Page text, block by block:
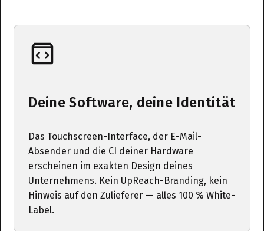
Deine Software, deine Identität
Das Touchscreen-Interface, der E-Mail-
Absender und die CI deiner Hardware
erscheinen im exakten Design deines
Unternehmens. Kein UpReach-Branding, kein
Hinweis auf den Zulieferer — alles 100 % White-
Label.